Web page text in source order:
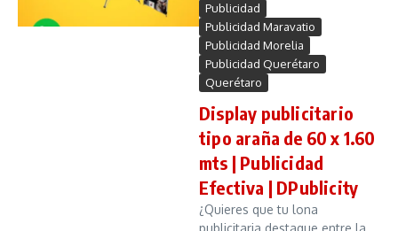
Publicidad
Publicidad Maravatio
Publicidad Morelia
Publicidad Querétaro
Querétaro
Display publicitario
tipo araña de 60 x 1.60
mts | Publicidad
Efectiva | DPublicity
¿Quieres que tu lona
publicitaria destaque entre la